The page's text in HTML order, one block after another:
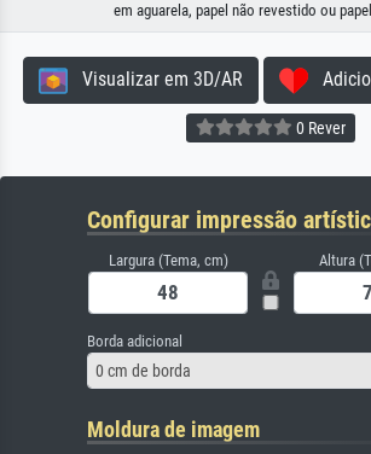
em aguarela, papel não revestido ou
Visualizar em 3D/AR
0 Rever
Configurar impressão
Largura (Tema, cm) Altura
Borda adicional
0 cm de borda
Moldura de imagem